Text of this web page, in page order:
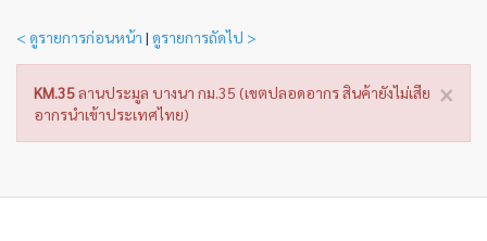
< ดูรายการก่อนหน้า | ดูรายการถัดไป >
×
KM.35ลานประมูล บางนา กม.35 (เขตปลอดอากร สินค้ายังไม่เสีย
อากรนำเข้าประเทศไทย)